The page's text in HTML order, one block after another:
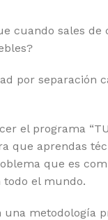
cuando sales de
por separación
el programa “TU
que aprendas
que es
todo el mundo.
una metodología